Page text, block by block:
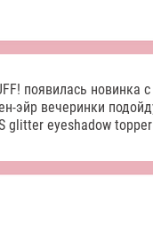
появилась
эйр вечеринки
glitter eyeshadow